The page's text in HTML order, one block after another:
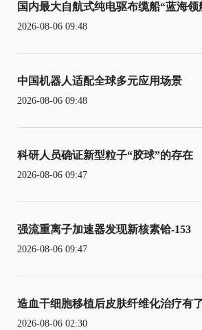
国内最大自航式纯电驱布缆船“蓝海领
2026-08-06 09:48
中国机器人适配全球多元应用场景
2026-08-06 09:48
科研人员确证新型粒子“胶球”的存在
2026-08-06 09:47
强流重离子加速器发现新核素铪-153
2026-08-06 09:47
造血干细胞移植后皮肤纤维化治疗有
2026-08-06 02:30